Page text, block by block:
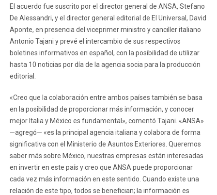
El acuerdo fue suscrito por el director general de ANSA, Stefano
De Alessandri, y el director general editorial de El Universal, David
Aponte, en presencia del viceprimer ministro y canciller italiano
Antonio Tajani y prevé el intercambio de sus respectivos
boletines informativos en español, con la posibilidad de utilizar
hasta 10 noticias por día de la agencia socia para la producción
editorial.
«Creo que la colaboración entre ambos países también se basa
en la posibilidad de proporcionar más información, y conocer
mejor Italia y México es fundamental», comentó Tajani. «ANSA»
—agregó— «es la principal agencia italiana y colabora de forma
significativa con el Ministerio de Asuntos Exteriores. Queremos
saber más sobre México, nuestras empresas están interesadas
en invertir en este país y creo que ANSA puede proporcionar
cada vez más información en este sentido. Cuando existe una
relación de este tipo, todos se benefician; la información es